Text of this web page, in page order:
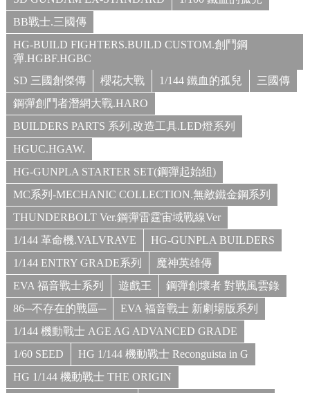
BB戰士.三國傳
HG-BUILD FIGHTERS.BUILD CUSTOM.創鬥鋼
彈.HGBF.HGBC
SD 三國創傑傳
櫻花大戰 1/144 鐵血的孤兒
三國傳
鋼彈創鬥者潛網大戰.HARO
BUILDERS PARTS 系列.改造工具.LED燈系列
HGUC.HGAW.
HG-GUNPLA STARTER SET(鋼彈起始組)
MC系列-MECHANIC COLLECTION.無敵鐵金鋼系列
THUNDERBOLT Ver.鋼彈雷霆宙域戰線Ver
1/144 革命機.VALVRAVE
HG-GUNPLA BUILDERS
1/144 ENTRY GRADE系列
魔神英雄傳
EVA 福音戰士系列
遊戲王
鋼彈創壞者 對戰風雲錄
86─不存在的戰區─
EVA 福音戰士 新劇場版系列
1/144 機動戰士 AGE AG ADVANCED GRADE
1/60 SEED
HG 1/144 機動戰士 Reconguista in G
HG 1/144 機動戰士 THE ORIGIN